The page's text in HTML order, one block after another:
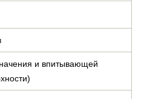
и впитывающей